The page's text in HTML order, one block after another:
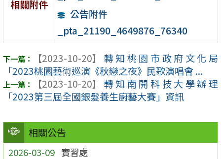
相關公告
2026-03-09 實習處
相關附件
公告附件
_pta_21190_4649876_76340
【2023-10-20】
轉知桃園市政府文化局
「2023桃園藝術巡演《秋戀之夜》民歌演唱會 ...
【2023-10-20】
轉知南開科技大學辦理
「2023第三屆全國銀髮養生廚藝大賽」資訊